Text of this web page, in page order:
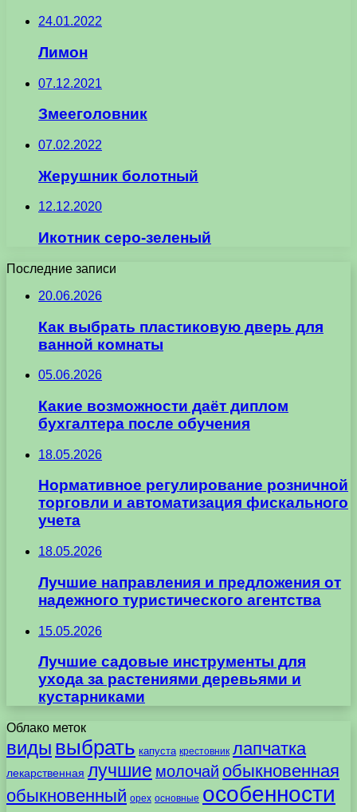
24.01.2022
Лимон
07.12.2021
Змееголовник
07.02.2022
Жерушник болотный
12.12.2020
Икотник серо-зеленый
Последние записи
20.06.2026
Как выбрать пластиковую дверь для
ванной комнаты
05.06.2026
Какие возможности даёт диплом
бухгалтера после обучения
18.05.2026
Нормативное регулирование розничной
торговли и автоматизация фискального
учета
18.05.2026
Лучшие направления и предложения от
надежного туристического агентства
15.05.2026
Лучшие садовые инструменты для
ухода за растениями деревьями и
кустарниками
Облако меток
виды выбрать капуста крестовник лапчатка
лекарственная лучшие молочай обыкновенная
обыкновенный орех основные особенности